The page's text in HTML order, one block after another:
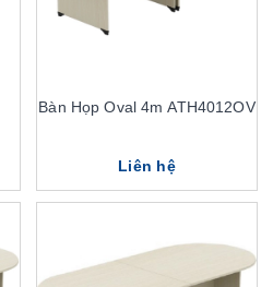
Bàn Họp Oval 4m ATH4012OV
Liên hệ